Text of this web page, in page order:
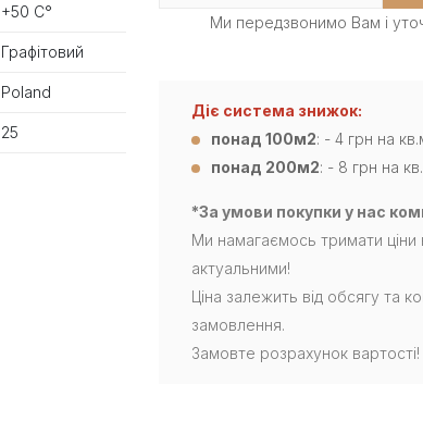
+50 С°
Графітовий
Poland
25
Ми передзвонимо Вам і
Діє система знижок:
понад 100м2: - 4 грн на
понад 200м2: - 8 грн на
*За умови покупки у нас
Ми намагаємось тримати ціни
актуальними!
Ціна залежить від обсягу та
замовлення.
Замовте розрахунок вартості!